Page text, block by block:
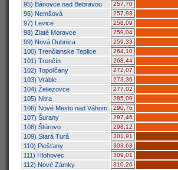
95) Bánovce nad Bebravou 257,70
96) Nemšová 257,93
97) Levice 258,09
98) Zlaté Moravce 259,04
99) Nová Dubnica 259,33
100) Trenčianske Teplice 264,10
101) Trenčín 268,44
102) Topoľčany 272,07
103) Vráble 273,36
104) Želiezovce 277,02
105) Nitra 285,09
106) Nové Mesto nad Váhom 290,76
107) Šurany 297,46
108) Štúrovo 298,12
109) Stará Turá 301,91
110) Piešťany 303,63
111) Hlohovec 309,01
112) Nové Zámky 310,26